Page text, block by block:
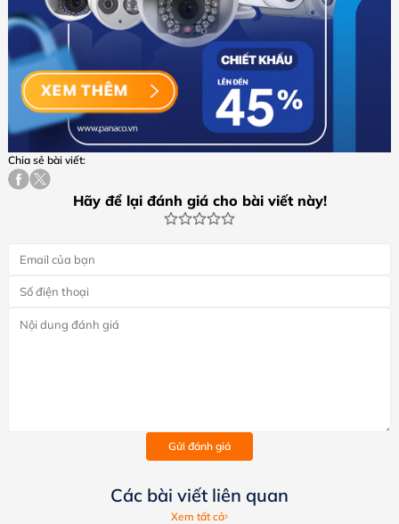
Chia sẻ bài viết:
Hãy để lại đánh giá cho bài viết này!
Gửi đánh giá
Các bài viết liên quan
Xem tất cả